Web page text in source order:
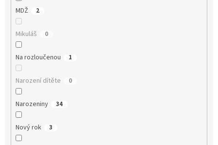
MDŽ 2
Mikuláš 0
Na rozloučenou 1
Narození dítěte 0
Narozeniny 34
Nový rok 3